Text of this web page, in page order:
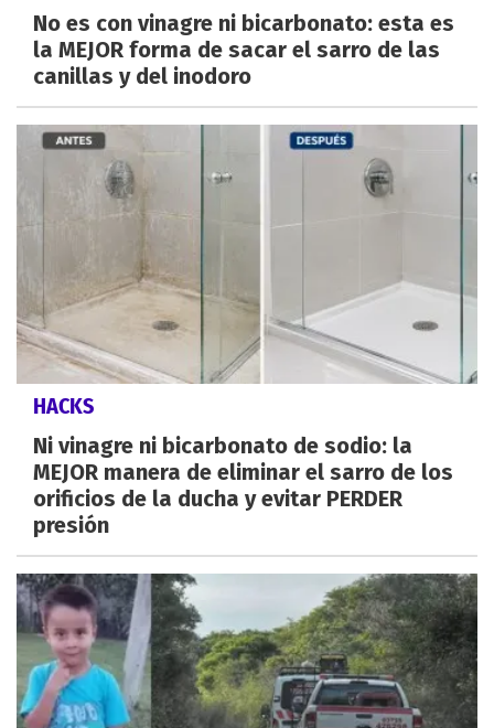
No es con vinagre ni bicarbonato: esta es
la MEJOR forma de sacar el sarro de las
canillas y del inodoro
HACKS
Ni vinagre ni bicarbonato de sodio: la
MEJOR manera de eliminar el sarro de los
orificios de la ducha y evitar PERDER
presión